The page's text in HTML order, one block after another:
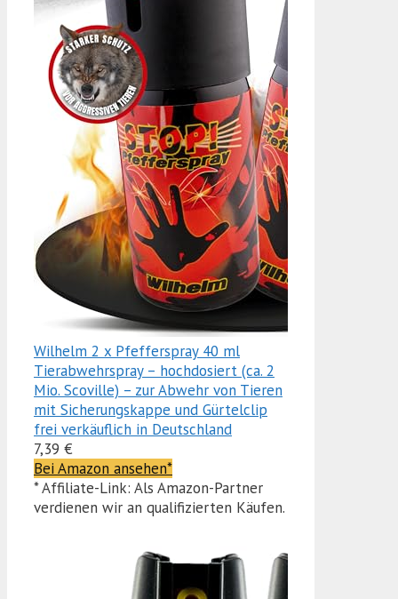
Wilhelm 2 x Pfefferspray 40 ml
Tierabwehrspray – hochdosiert (ca. 2
Mio. Scoville) – zur Abwehr von Tieren
mit Sicherungskappe und Gürtelclip
frei verkäuflich in Deutschland
7,39 €
Bei Amazon ansehen*
* Affiliate-Link: Als Amazon-Partner
verdienen wir an qualifizierten Käufen.